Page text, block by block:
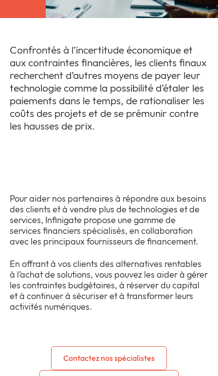
Confrontés à l’incertitude économique et
aux contraintes financières, les clients finaux
recherchent d’autres moyens de payer leur
technologie comme la possibilité d’étaler les
paiements dans le temps, de rationaliser les
coûts des projets et de se prémunir contre
les hausses de prix.
Pour aider nos partenaires à répondre aux besoins
des clients et à vendre plus de technologies et de
services, Infinigate propose une gamme de
services financiers spécialisés, en collaboration
avec les principaux fournisseurs de financement.
En offrant à vos clients des alternatives rentables
à l’achat de solutions, vous pouvez les aider à gérer
les contraintes budgétaires, à réserver du capital
et à continuer à sécuriser et à transformer leurs
activités numériques.
Contactez nos spécialistes